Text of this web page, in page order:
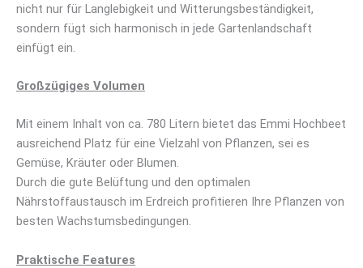
nicht nur für Langlebigkeit und Witterungsbeständigkeit,
sondern fügt sich harmonisch in jede Gartenlandschaft
einfügt ein.
Großzügiges Volumen
Mit einem Inhalt von ca. 780 Litern bietet das Emmi Hochbeet
ausreichend Platz für eine Vielzahl von Pflanzen, sei es
Gemüse, Kräuter oder Blumen.
Durch die gute Belüftung und den optimalen
Nährstoffaustausch im Erdreich profitieren Ihre Pflanzen von
besten Wachstumsbedingungen.
Praktische Features